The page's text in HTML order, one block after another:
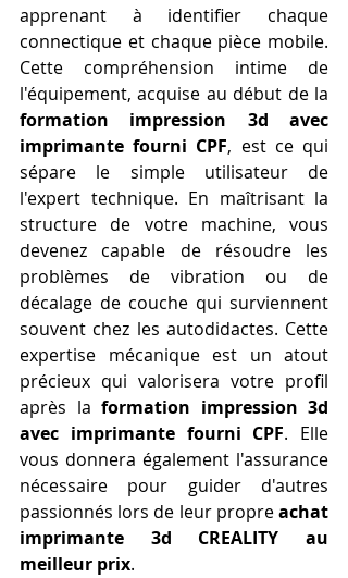
apprenant à identifier chaque
connectique et chaque pièce mobile.
Cette compréhension intime de
formation impression 3d avec
imprimante fourni CPF, est ce qui
sépare le simple utilisateur de
l'expert technique. En maîtrisant la
structure de votre machine, vous
devenez capable de résoudre les
problèmes de vibration ou de
décalage de couche qui surviennent
souvent chez les autodidactes. Cette
expertise mécanique est un atout
précieux qui valorisera votre profil
après la formation impression 3d
avec imprimante fourni CPF. Elle
vous donnera également l'assurance
nécessaire pour guider d'autres
passionnés lors de leur propre achat
imprimante 3d CREALITY au
meilleur prix.